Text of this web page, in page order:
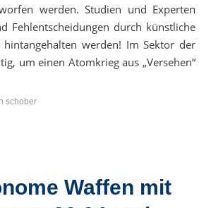
werden. Studien und Experten
Fehlentscheidungen durch künstliche
werden! Im Sektor der
um einen Atomkrieg aus „Versehen“
schober
Waffen mit